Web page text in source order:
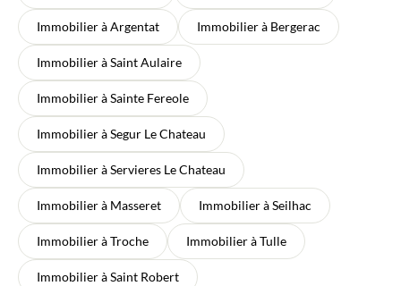
Immobilier à Argentat Immobilier à Bergerac
Immobilier à Saint Aulaire
Immobilier à Sainte Fereole
Immobilier à Segur Le Chateau
Immobilier à Servieres Le Chateau
Immobilier à Masseret Immobilier à Seilhac
Immobilier à Troche Immobilier à Tulle
Immobilier à Saint Robert